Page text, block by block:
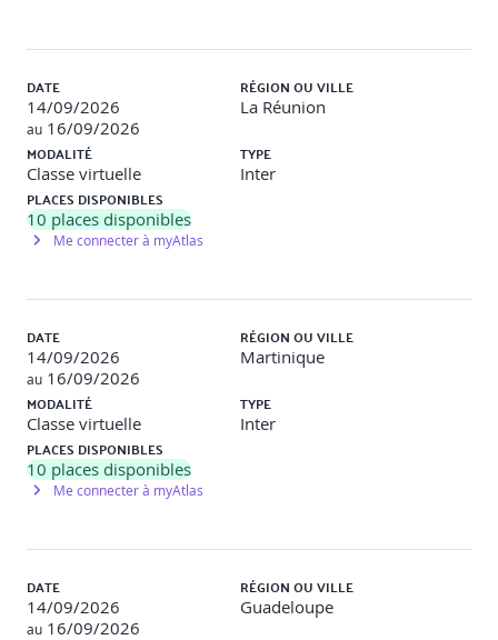
DATE
14/09/2026
au 16/09/2026
RÉGION OU VILLE
La Réunion
MODALITÉ
Classe virtuelle
TYPE
Inter
PLACES DISPONIBLES
10 places disponibles
Me connecter à myAtlas
DATE
14/09/2026
au 16/09/2026
RÉGION OU VILLE
Martinique
MODALITÉ
Classe virtuelle
TYPE
Inter
PLACES DISPONIBLES
10 places disponibles
Me connecter à myAtlas
DATE
14/09/2026
au 16/09/2026
RÉGION OU VILLE
Guadeloupe